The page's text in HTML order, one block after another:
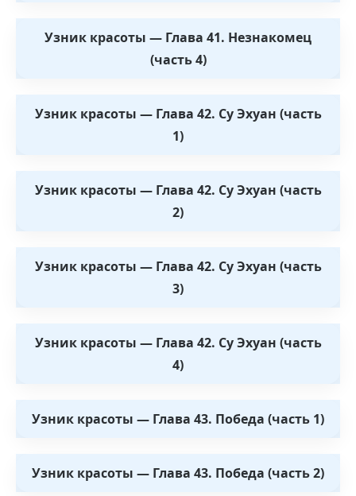
Узник красоты — Глава 41. Незнакомец
(часть 4)
Узник красоты — Глава 42. Су Эхуан (часть
1)
Узник красоты — Глава 42. Су Эхуан (часть
2)
Узник красоты — Глава 42. Су Эхуан (часть
3)
Узник красоты — Глава 42. Су Эхуан (часть
4)
Узник красоты — Глава 43. Победа (часть 1)
Узник красоты — Глава 43. Победа (часть 2)